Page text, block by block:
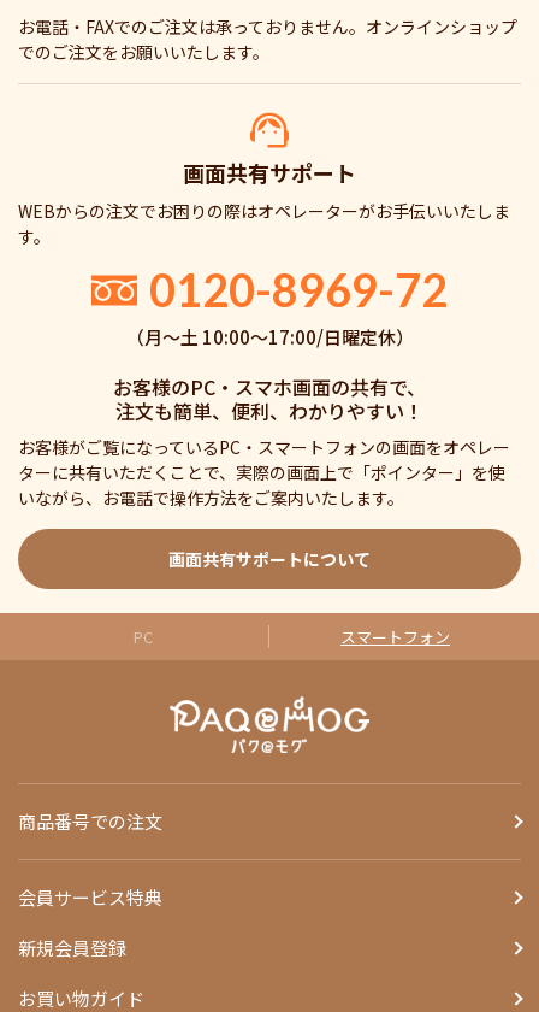
お電話・FAXでのご注文は承っておりません。オンラインショップ
でのご注文をお願いいたします。
画面共有サポート
WEBからの注文でお困りの際はオペレーターがお手伝いいたしま
す。
0120-8969-72
（月〜土 10:00〜17:00/日曜定休）
お客様のPC・スマホ画面の共有で、
注文も簡単、便利、わかりやすい！
お客様がご覧になっているPC・スマートフォンの画面をオペレー
ターに共有いただくことで、実際の画面上で「ポインター」を使
いながら、お電話で操作方法をご案内いたします。
画面共有サポートについて
PC スマートフォン
商品番号での注文
会員サービス特典
新規会員登録
お買い物ガイド